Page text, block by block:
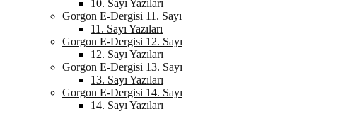
10. Sayı Yazıları
Gorgon E-Dergisi 11. Sayı
11. Sayı Yazıları
Gorgon E-Dergisi 12. Sayı
12. Sayı Yazıları
Gorgon E-Dergisi 13. Sayı
13. Sayı Yazıları
Gorgon E-Dergisi 14. Sayı
14. Sayı Yazıları